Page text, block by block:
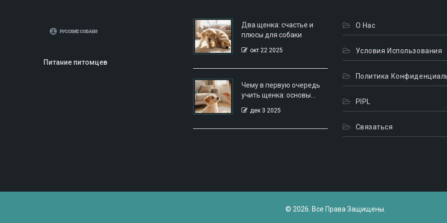
Питание питомцев
Два щенка: счастье и
плюсы для собаки
окт 22 2025
Чему в первую очередь
учить щенка: основы
начинающих
дек 3 2025
О Нас
Условия Использования
Политика
PIPL
Связаться
© 2026. Все Права Защищены.